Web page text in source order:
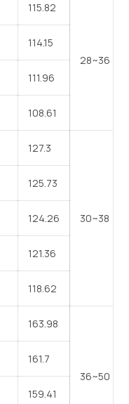
115.82
28~36
114.15
111.96
108.61
127.3
30~38
125.73
124.26
121.36
118.62
163.98
36~50
161.7
159.41